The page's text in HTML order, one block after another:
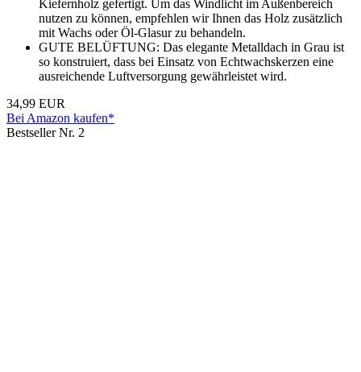
Kiefernholz gefertigt. Um das Windlicht im Außenbereich
nutzen zu können, empfehlen wir Ihnen das Holz zusätzlich
mit Wachs oder Öl-Glasur zu behandeln.
GUTE BELÜFTUNG: Das elegante Metalldach in Grau ist
so konstruiert, dass bei Einsatz von Echtwachskerzen eine
ausreichende Luftversorgung gewährleistet wird.
34,99 EUR
Bei Amazon kaufen*
Bestseller Nr. 2